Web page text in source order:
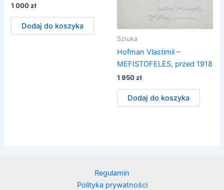
1 000zł
Dodaj do koszyka
Sztuka
Hofman Vlastimil –
MEFISTOFELES, przed 1918
1 950zł
Dodaj do koszyka
Regulamin
Polityka prywatności